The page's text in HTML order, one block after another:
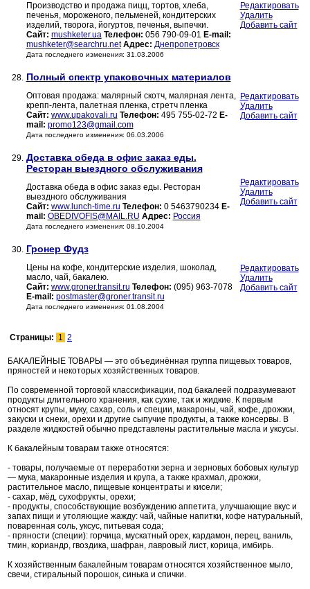
Производство и продажа пицц, тортов, хлеба,
печенья, мороженого, пельменей, кондитерских
изделий, творога, йогуртов, печенья, выпечки.
Сайт: mushketer.ua Телефон: 056 790-09-01 E-mail:
mushketer@searchru.net Адрес: Днепропетровск
Дата последнего изменения: 31.03.2006
Редактировать
Удалить
Добавить сайт
28. Полный спектр упаковочных материалов
Оптовая продажа: малярный скотч, малярная лента,
крепп-лента, палетная пленка, стретч пленка
Сайт: www.upakovali.ru Телефон: 495 755-02-72 E-
mail: promo123@gmail.com
Дата последнего изменения: 06.03.2006
Редактировать
Удалить
Добавить сайт
29. Доставка обеда в офис заказ еды.
Ресторан выездного обслуживания
Доставка обеда в офис заказ еды. Ресторан
выездного обслуживания
Сайт: www.lunch-time.ru Телефон: 0 5463790234 E-
mail: OBEDIVOFIS@MAIL.RU Адрес: Россия
Дата последнего изменения: 08.10.2004
Редактировать
Удалить
Добавить сайт
30. Гронер Фудз
Цены на кофе, кондитерские изделия, шоколад,
масло, чай, бакалею.
Сайт: www.groner.transit.ru Телефон: (095) 963-7078
E-mail: postmaster@groner.transit.ru
Дата последнего изменения: 01.08.2004
Редактировать
Удалить
Добавить сайт
Страницы: 1 2
БАКАЛЕЙНЫЕ ТОВАРЫ — это объединённая группа пищевых товаров,
пряностей и некоторых хозяйственных товаров.
По современной торговой классификации, под бакалеей подразумевают
продукты длительного хранения, как сухие, так и жидкие. К первым
относят крупы, муку, сахар, соль и специи, макароны, чай, кофе, дрожжи,
закуски и снеки, орехи и другие сыпучие продукты, а также консервы. В
разделе жидкостей обычно представлены растительные масла и уксусы.
К бакалейным товарам также относятся:
- товары, получаемые от переработки зерна и зерновых бобовых культур
— мука, макаронные изделия и крупа, а также крахмал, дрожжи,
растительное масло, пищевые концентраты и кисели;
- сахар, мёд, сухофрукты, орехи;
- продукты, способствующие возбуждению аппетита, улучшающие вкус и
запах пищи и утоляющие жажду: чай, чайные напитки, кофе натуральный,
поваренная соль, уксус, питьевая сода;
- пряности (специи): горчица, мускатный орех, кардамон, перец, ваниль,
тмин, кориандр, гвоздика, шафран, лавровый лист, корица, имбирь.
К хозяйственным бакалейным товарам относятся хозяйственное мыло,
свечи, стиральный порошок, синька и спички.